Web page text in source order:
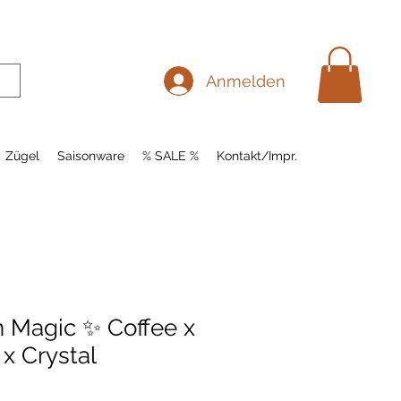
Anmelden
Zügel Saisonware % SALE % Kontakt/Impr.
Magic ✨ Coffee x
Crystal